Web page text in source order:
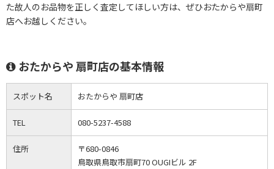
た故人のお品物を正しく査定してほしい方は、ぜひおたからや扇町
店へお越しください。
おたからや 扇町店の基本情報
スポット名 おたからや 扇町店
TEL 080-5237-4588
住所
〒680-0846
鳥取県鳥取市扇町70 OUGIビル 2F